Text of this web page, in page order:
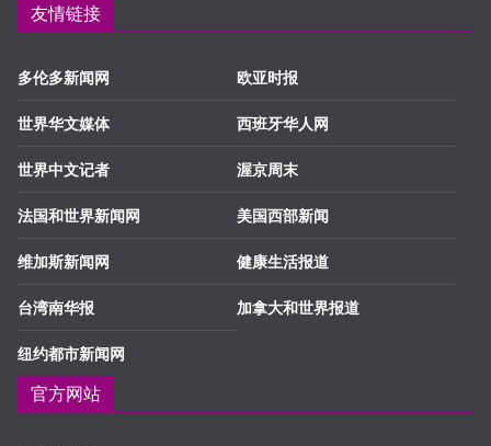
友情链接
多伦多新闻网
世界华文媒体
世界中文记者
法国和世界新闻网
维加斯新闻网
台湾南华报
纽约都市新闻网
欧亚时报
西班牙华人网
渥京周末
美国西部新闻
健康生活报道
加拿大和世界报道
官方网站